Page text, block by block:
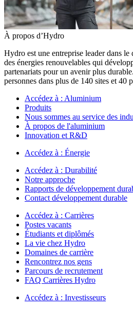
À propos d’Hydro
Hydro est une entreprise leader dans
des énergies renouvelables qui
partenariats pour un avenir plus
personnes dans plus de 140 sites et 40
Accédez à : Aluminium
Produits
Nous sommes au service des
À propos de l'aluminium
Innovation et R&D
Accédez à : Énergie
Accédez à : Durabilité
Notre approche
Rapports de développement
Contact développement durable
Accédez à : Carrières
Postes vacants
Étudiants et diplômés
La vie chez Hydro
Domaines de carrière
Rencontrez nos gens
Parcours de recrutement
FAQ Carrières Hydro
Accédez à : Investisseurs